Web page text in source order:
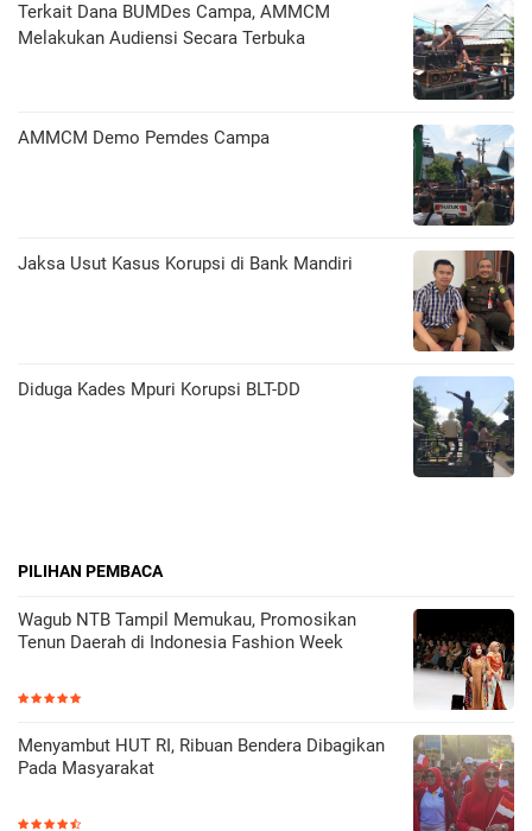
Terkait Dana BUMDes Campa, AMMCM
Melakukan Audiensi Secara Terbuka
AMMCM Demo Pemdes Campa
Jaksa Usut Kasus Korupsi di Bank Mandiri
Diduga Kades Mpuri Korupsi BLT-DD
PILIHAN PEMBACA
Wagub NTB Tampil Memukau, Promosikan
Tenun Daerah di Indonesia Fashion Week
Menyambut HUT RI, Ribuan Bendera Dibagikan
Pada Masyarakat